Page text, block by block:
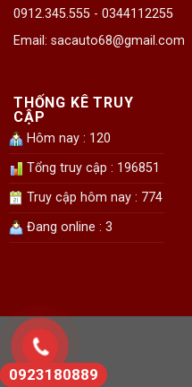
0912.345.555 - 0344112255
Email: sacauto68@gmail.com
THỐNG KÊ TRUY
CẬP
Hôm nay : 120
Tổng truy cập : 196851
Truy cập hôm nay : 774
Đang online : 3
0923180889